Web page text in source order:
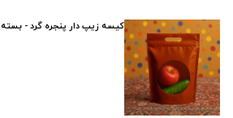
کیسه زیپ دار پنجره گرد - بسته 20 عددی - قرمز - 20*30